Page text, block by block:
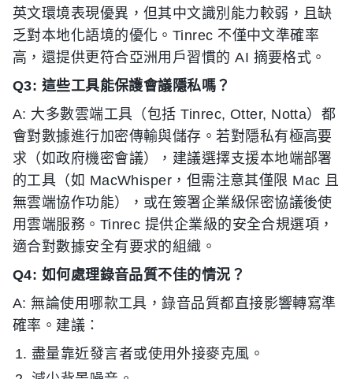
英文環境表現優異，但其中文識別能力較弱，且缺
乏對本地化語境的優化。Tinrec 不僅中文準確率
高，還提供更符合亞洲用戶習慣的 AI 摘要格式。
Q3: 這些工具能保護會議隱私嗎？
A: 大多數雲端工具（包括 Tinrec, Otter, Notta）都
會對數據進行加密傳輸與儲存。若對隱私有極高要
求（如政府機密會議），建議選擇支援本地端部署
的工具（如 MacWhisper，但需注意其僅限 Mac 且
無雲端協作功能），或在簽署企業級保密協議後使
用雲端服務。Tinrec 提供企業級的安全合規選項，
適合對數據安全有要求的組織。
Q4: 如何處理錄音品質不佳的情況？
A: 無論使用哪款工具，錄音品質都直接影響轉寫準
確率。建議：
盡量靠近發言者或使用外接麥克風。